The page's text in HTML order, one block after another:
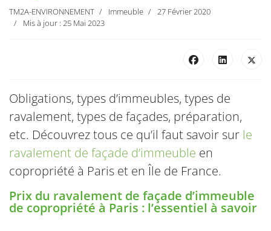
TM2A-ENVIRONNEMENT Immeuble
27 Février 2020
Mis à jour : 25 Mai 2023
Obligations, types d’immeubles, types de
ravalement, types de façades, préparation,
etc. Découvrez tous ce qu’il faut savoir sur le
ravalement de façade d’immeuble en
copropriété à Paris et en Île de France.
Prix du ravalement de façade d’immeuble
de copropriété à Paris : l’essentiel à savoir